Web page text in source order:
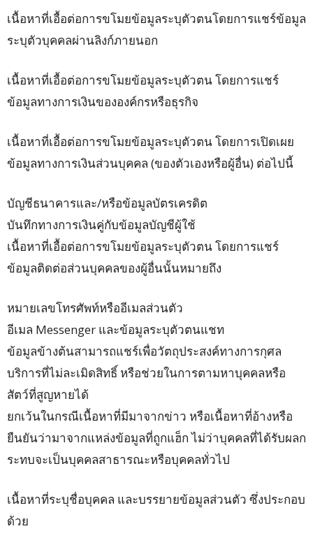
เนื้อหาที่เอื้อต่อการขโมยข้อมูลระบุตัวตนโดยการแชร์ข้อมูล
ระบุตัวบุคคลผ่านลิงก์ภายนอก
เนื้อหาที่เอื้อต่อการขโมยข้อมูลระบุตัวตน โดยการแชร์
ข้อมูลทางการเงินขององค์กรหรือธุรกิจ
เนื้อหาที่เอื้อต่อการขโมยข้อมูลระบุตัวตน โดยการเปิดเผย
ข้อมูลทางการเงินส่วนบุคคล (ของตัวเองหรือผู้อื่น) ต่อไปนี้
บัญชีธนาคารและ/หรือข้อมูลบัตรเครดิต
บันทึกทางการเงินคู่กับข้อมูลบัญชีผู้ใช้
เนื้อหาที่เอื้อต่อการขโมยข้อมูลระบุตัวตน โดยการแชร์
ข้อมูลติดต่อส่วนบุคคลของผู้อื่นนั้นหมายถึง
หมายเลขโทรศัพท์หรืออีเมลส่วนตัว
อีเมล Messenger และข้อมูลระบุตัวตนแชท
ข้อมูลข้างต้นสามารถแชร์เพื่อวัตถุประสงค์ทางการกุศล
บริการที่ไม่ละเมิดสิทธิ์ หรือช่วยในการตามหาบุคคลหรือ
สัตว์ที่สูญหายได้
ยกเว้นในกรณีเนื้อหาที่มีมาจากข่าว หรือเนื้อหาที่อ้างหรือ
ยืนยันว่ามาจากแหล่งข้อมูลที่ถูกแฮ็ก ไม่ว่าบุคคลที่ได้รับผลก
ระทบจะเป็นบุคคลสาธารณะหรือบุคคลทั่วไป
เนื้อหาที่ระบุชื่อบุคคล และบรรยายข้อมูลส่วนตัว ซึ่งประกอบ
ด้วย